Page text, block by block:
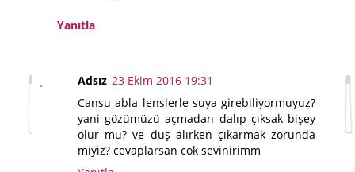
Yanıtla
Adsız 23 Ekim 2016 19:31
Cansu abla lenslerle suya girebiliyormuyuz?
yani gözümüzü açmadan dalıp çıksak bişey
olur mu? ve duş alırken çıkarmak zorunda
miyiz? cevaplarsan cok sevinirimm